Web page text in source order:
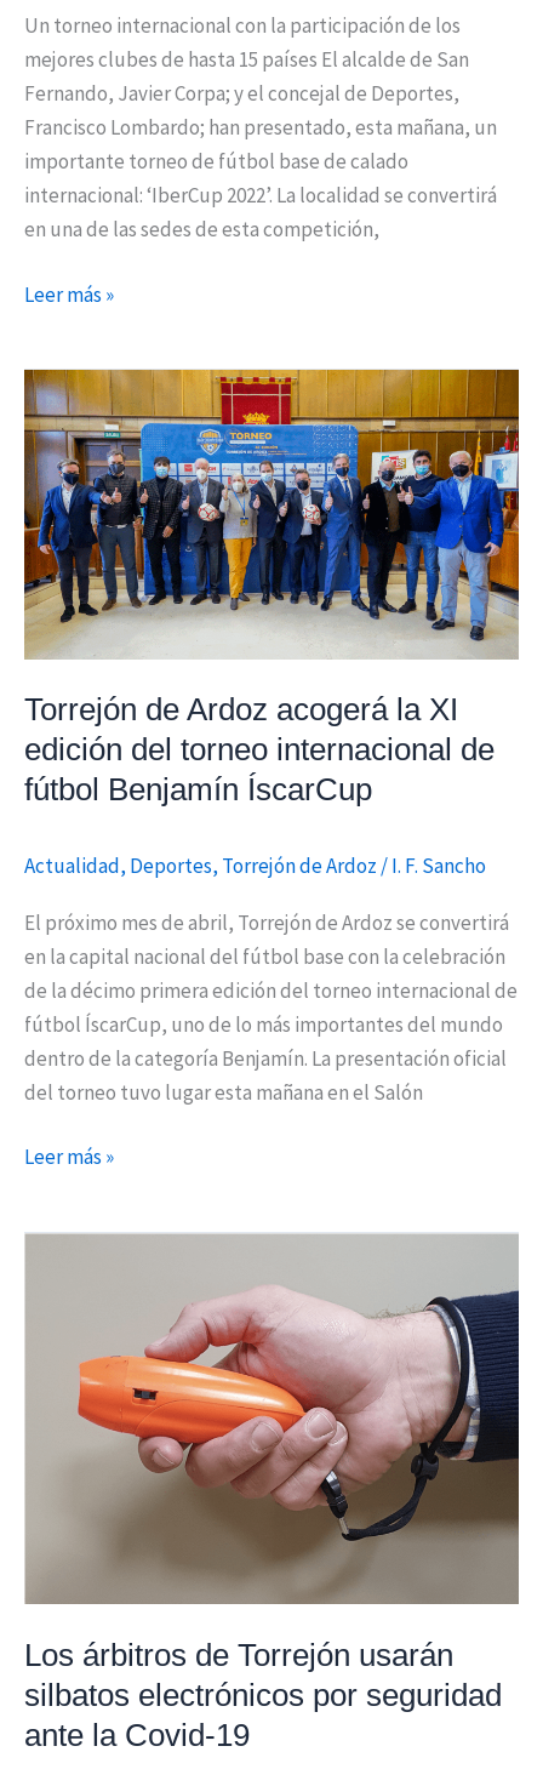
Un torneo internacional con la participación de los
mejores clubes de hasta 15 países El alcalde de San
Fernando, Javier Corpa; y el concejal de Deportes,
Francisco Lombardo; han presentado, esta mañana, un
importante torneo de fútbol base de calado
internacional: ‘IberCup 2022’. La localidad se convertirá
en una de las sedes de esta competición,
Leer más »
Torrejón de Ardoz acogerá la XI
edición del torneo internacional de
fútbol Benjamín ÍscarCup
Actualidad, Deportes, Torrejón de Ardoz /I. F. Sancho
El próximo mes de abril, Torrejón de Ardoz se convertirá
en la capital nacional del fútbol base con la celebración
de la décimo primera edición del torneo internacional de
fútbol ÍscarCup, uno de lo más importantes del mundo
dentro de la categoría Benjamín. La presentación oficial
del torneo tuvo lugar esta mañana en el Salón
Torrejón
de
Ardoz
acogerá
la
XI
edición
del
torneo
internacional
de
fútbol
Benjamín
Leer más »
Los árbitros de Torrejón usarán
silbatos electrónicos por seguridad
ante la Covid-19
usarán
silbatos